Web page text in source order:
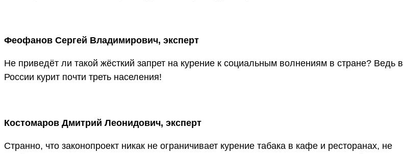
Феофанов Сергей Владимирович, эксперт
Не приведёт ли такой жёсткий запрет на курение к социальным волнениям в стране? Ведь в
России курит почти треть населения!
Костомаров Дмитрий Леонидович, эксперт
Странно, что законопроект никак не ограничивает курение табака в кафе и ресторанах, не